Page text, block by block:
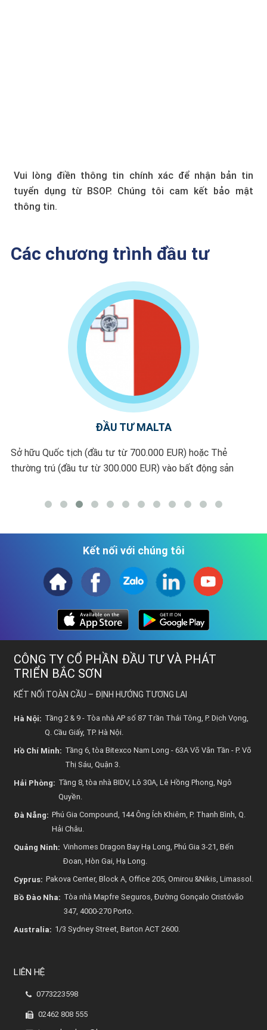
Vui lòng điền thông tin chính xác để nhận bản tin
tuyển dụng từ BSOP. Chúng tôi cam kết bảo mật
thông tin.
Các chương trình đầu tư
ĐẦU TƯ MALTA
Sở hữu Quốc tịch (đầu tư từ 700.000 EUR) hoặc Thẻ
thường trú (đầu tư từ 300.000 EUR) vào bất động sản
Kết nối với chúng tôi
CÔNG TY CỔ PHẦN ĐẦU TƯ VÀ PHÁT
TRIỂN BẮC SƠN
KẾT NỐI TOÀN CẦU – ĐỊNH HƯỚNG TƯƠNG LAI
Hà Nội: Tầng 2 & 9 - Tòa nhà AP số 87 Trần Thái Tông, P. Dịch Vọng,
Q. Cầu Giấy, TP. Hà Nội.
Hồ Chí Minh: Tầng 6, tòa Bitexco Nam Long - 63A Võ Văn Tần - P. Võ
Thị Sáu, Quận 3.
Hải Phòng: Tầng 8, tòa nhà BIDV, Lô 30A, Lê Hồng Phong, Ngô
Quyền.
Đà Nẵng: Phú Gia Compound, 144 Ông Ích Khiêm, P. Thanh Bình, Q.
Hải Châu.
Quảng Ninh: Vinhomes Dragon Bay Hạ Long, Phú Gia 3-21, Bến
Đoan, Hòn Gai, Hạ Long.
Cyprus: Pakova Center, Block A, Office 205, Omirou &Nikis, Limassol.
Bồ Đào Nha: Tòa nhà Mapfre Seguros, Đường Gonçalo Cristóvão
347, 4000-270 Porto.
Australia: 1/3 Sydney Street, Barton ACT 2600.
LIÊN HỆ
0773223598
02462 808 555